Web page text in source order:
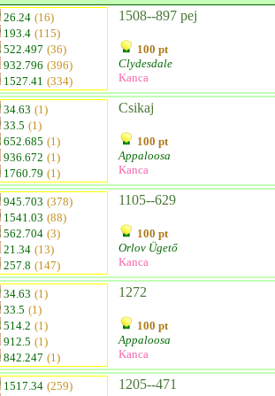
26.24 (16)
193.4 (115)
522.497 (36)
932.796 (396)
1527.41 (334)
1508--897 pej
100 pt
Clydesdale
Kanca
34.63 (1)
33.5 (1)
652.685 (1)
936.672 (1)
1760.79 (1)
Csikaj
100 pt
Appaloosa
Kanca
945.703 (378)
1541.03 (88)
562.704 (3)
21.34 (13)
257.8 (147)
1105--629
100 pt
Orlov Ügető
Kanca
34.63 (1)
33.5 (1)
514.2 (1)
912.5 (1)
842.247 (1)
1272
100 pt
Appaloosa
Kanca
1517.34 (259)
1205--471